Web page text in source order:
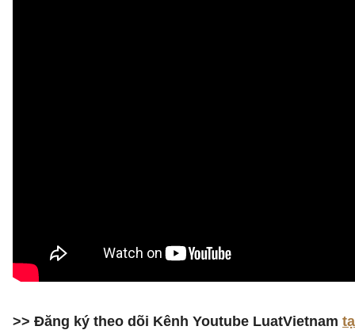
>> Đăng ký theo dõi Kênh Youtube LuatVietnam